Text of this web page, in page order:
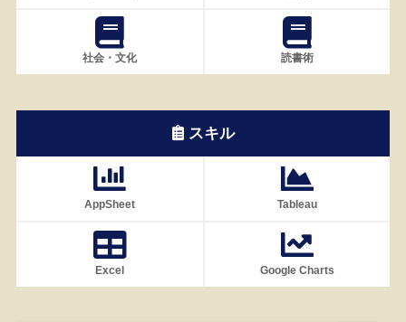
社会・文化 読書術
スキル
AppSheet Tableau
Excel Google Charts